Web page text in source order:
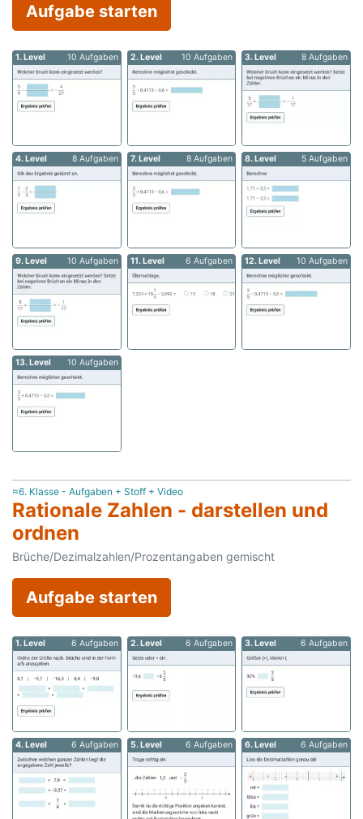
Aufgabe starten
1. Level 10 Aufgaben 2. Level 10 Aufgaben 3. Level 8 Aufgaben
4. Level 8 Aufgaben 7. Level 8 Aufgaben 8. Level 5 Aufgaben
9. Level 10 Aufgaben 11. Level 6 Aufgaben 12. Level 10 Aufgaben
13. Level 10 Aufgaben
≈6. Klasse - Aufgaben + Stoff + Video
Rationale Zahlen - darstellen und
ordnen
Brüche/Dezimalzahlen/Prozentangaben gemischt
Aufgabe starten
1. Level 6 Aufgaben 2. Level 6 Aufgaben 3. Level 6 Aufgaben
4. Level 6 Aufgaben 5. Level 6 Aufgaben 6. Level 6 Aufgaben